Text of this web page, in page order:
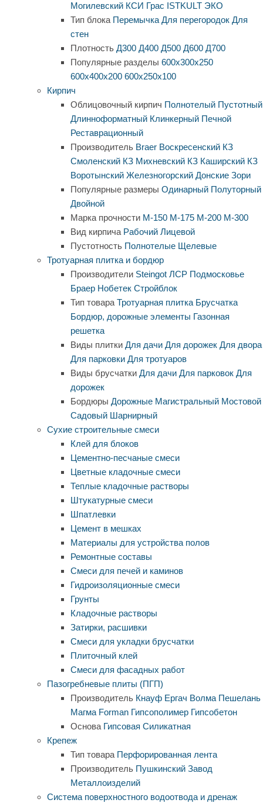
Могилевский КСИ Грас ISTKULT ЭКО
Тип блока Перемычка Для перегородок Для
стен
Плотность Д300 Д400 Д500 Д600 Д700
Популярные разделы 600х300х250
600х400х200 600х250х100
Кирпич
Облицовочный кирпич Полнотелый Пустотный
Длинноформатный Клинкерный Печной
Реставрационный
Производитель Braer Воскресенский КЗ
Смоленский КЗ Михневский КЗ Каширский КЗ
Воротынский Железногорский Донские Зори
Популярные размеры Одинарный Полуторный
Двойной
Марка прочности М-150 М-175 М-200 М-300
Вид кирпича Рабочий Лицевой
Пустотность Полнотелые Щелевые
Тротуарная плитка и бордюр
Производители Steingot ЛСР Подмосковье
Браер Нобетек Стройблок
Тип товара Тротуарная плитка Брусчатка
Бордюр, дорожные элементы Газонная
решетка
Виды плитки Для дачи Для дорожек Для двора
Для парковки Для тротуаров
Виды брусчатки Для дачи Для парковок Для
дорожек
Бордюры Дорожные Магистральный Мостовой
Садовый Шарнирный
Сухие строительные смеси
Клей для блоков
Цементно-песчаные смеси
Цветные кладочные смеси
Теплые кладочные растворы
Штукатурные смеси
Шпатлевки
Цемент в мешках
Материалы для устройства полов
Ремонтные составы
Смеси для печей и каминов
Гидроизоляционные смеси
Грунты
Кладочные растворы
Затирки, расшивки
Смеси для укладки брусчатки
Плиточный клей
Смеси для фасадных работ
Пазогребневые плиты (ПГП)
Производитель Кнауф Ергач Волма Пешелань
Магма Forman Гипсополимер Гипсобетон
Основа Гипсовая Силикатная
Крепеж
Тип товара Перфорированная лента
Производитель Пушкинский Завод
Металлоизделий
Система поверхностного водоотвода и дренаж